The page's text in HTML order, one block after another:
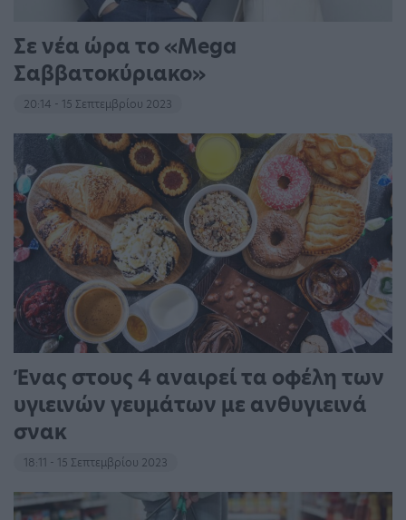
Σε νέα ώρα το «Mega
Σαββατοκύριακο»
20:14 - 15 Σεπτεμβρίου 2023
Ένας στους 4 αναιρεί τα οφέλη των
υγιεινών γευμάτων με ανθυγιεινά
σνακ
18:11 - 15 Σεπτεμβρίου 2023